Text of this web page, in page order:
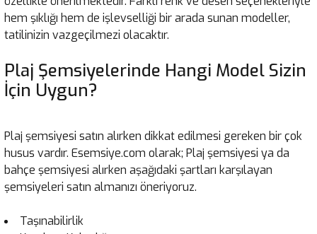
hem şıklığı hem de işlevselliği bir arada sunan modeller,
tatilinizin vazgeçilmezi olacaktır.
Plaj Şemsiyelerinde Hangi Model Sizin
İçin Uygun?
Plaj şemsiyesi satın alırken dikkat edilmesi gereken bir çok
husus vardır. Esemsiye.com olarak; Plaj şemsiyesi ya da
bahçe şemsiyesi alırken aşağıdaki şartları karşılayan
şemsiyeleri satın almanızı öneriyoruz.
Taşınabilirlik